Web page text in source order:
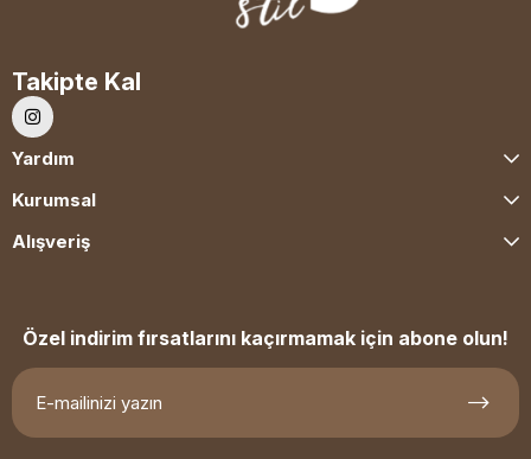
Takipte Kal
Yardım
Kurumsal
Alışveriş
Özel indirim fırsatlarını kaçırmamak için abone olun!